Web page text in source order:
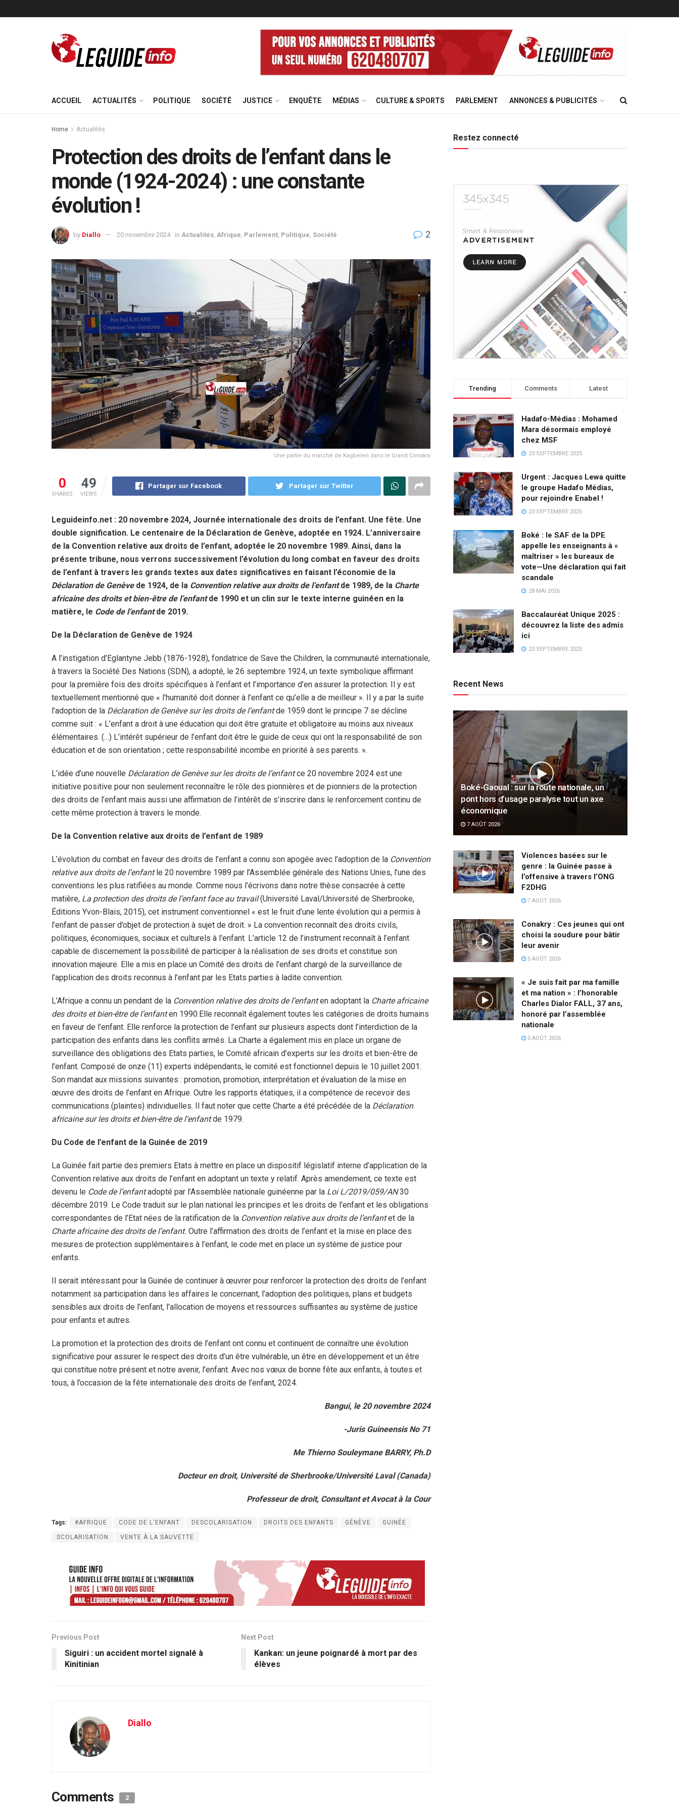
ACCUEIL ACTUALITÉS POLITIQUE SOCIÉTÉ JUSTICE ENQUÊTE MÉDIAS CULTURE & SPORTS PARLEMENT ANNONCES & PUBLICITÉS
Home Actualités
Protection des droits de l’enfant dans le
monde (1924-2024) : une constante
évolution !
by Diallo 20 novembre 2024 in Actualités Afrique Parlement Politique Société 2
Une partie du marché de Kagbelen dans le Grand Conakry
0
SHARES
49
VIEWS
Partager sur Facebook Partager sur Twitter
Leguideinfo.net : 20 novembre 2024, Journée internationale des droits de l’enfant. Une fête. Une
double signification. Le centenaire de la Déclaration de Genève, adoptée en 1924. L’anniversaire
de la Convention relative aux droits de l’enfant, adoptée le 20 novembre 1989. Ainsi, dans la
présente tribune, nous verrons successivement l’évolution du long combat en faveur des droits
de l’enfant à travers les grands textes aux dates significatives en faisant l’économie de la
Déclaration de Genèvede 1924, de la Convention relative aux droits de l’enfantde 1989, de la Charte
africaine des droits et bien-être de l’enfantde 1990 et un clin sur le texte interne guinéen en la
matière, le Code de l’enfantde 2019.
De la Déclaration de Genève de 1924
A l’instigation d’Eglantyne Jebb (1876-1928), fondatrice de Save the Children, la communauté internationale,
à travers la Société Des Nations (SDN), a adopté, le 26 septembre 1924, un texte symbolique affirmant
pour la première fois des droits spécifiques à l’enfant et l’importance d’en assurer la protection. Il y est
textuellement mentionné que « l’humanité doit donner à l’enfant ce qu’elle a de meilleur ». Il y a par la suite
l’adoption de la Déclaration de Genève sur les droits de l’enfant de 1959 dont le principe 7 se décline
comme suit : « L’enfant a droit à une éducation qui doit être gratuite et obligatoire au moins aux niveaux
élémentaires. (…) L’intérêt supérieur de l’enfant doit être le guide de ceux qui ont la responsabilité de son
éducation et de son orientation ; cette responsabilité incombe en priorité à ses parents. ».
L’idée d’une nouvelle Déclaration de Genève sur les droits de l’enfantce 20 novembre 2024 est une
initiative positive pour non seulement reconnaître le rôle des pionnières et de pionniers de la protection
des droits de l’enfant mais aussi une affirmation de l’intérêt de s’inscrire dans le renforcement continu de
cette même protection à travers le monde.
De la Convention relative aux droits de l’enfant de 1989
L’évolution du combat en faveur des droits de l’enfant a connu son apogée avec l’adoption de la Convention
relative aux droits de l’enfantle 20 novembre 1989 par l’Assemblée générale des Nations Unies, l’une des
conventions les plus ratifiées au monde. Comme nous l’écrivons dans notre thèse consacrée à cette
matière, La protection des droits de l’enfant face au travail(Université Laval/Université de Sherbrooke,
Éditions Yvon-Blais, 2015), cet instrument conventionnel « est le fruit d’une lente évolution qui a permis à
l’enfant de passer d’objet de protection à sujet de droit. » La convention reconnaît des droits civils,
politiques, économiques, sociaux et culturels à l’enfant. L’article 12 de l’instrument reconnaît à l’enfant
capable de discernement la possibilité de participer à la réalisation de ses droits et constitue son
innovation majeure. Elle a mis en place un Comité des droits de l’enfant chargé de la surveillance de
l’application des droits reconnus à l’enfant par les Etats parties à ladite convention.
L’Afrique a connu un pendant de la Convention relative des droits de l’enfanten adoptant la Charte africaine
des droits et bien-être de l’enfanten 1990.Elle reconnaît également toutes les catégories de droits humains
en faveur de l’enfant. Elle renforce la protection de l’enfant sur plusieurs aspects dont l’interdiction de la
participation des enfants dans les conflits armés. La Charte a également mis en place un organe de
surveillance des obligations des Etats parties, le Comité africain d’experts sur les droits et bien-être de
l’enfant. Composé de onze (11) experts indépendants, le comité est fonctionnel depuis le 10 juillet 2001.
Son mandat aux missions suivantes : promotion, promotion, interprétation et évaluation de la mise en
œuvre des droits de l’enfant en Afrique. Outre les rapports étatiques, il a compétence de recevoir des
communications (plaintes) individuelles. Il faut noter que cette Charte a été précédée de la Déclaration
africaine sur les droits et bien-être de l’enfantde 1979.
Du Code de l’enfant de la Guinée de 2019
La Guinée fait partie des premiers Etats à mettre en place un dispositif législatif interne d’application de la
Convention relative aux droits de l’enfant en adoptant un texte y relatif. Après amendement, ce texte est
devenu le Code de l’enfantadopté par l’Assemblée nationale guinéenne par la Loi L/2019/059/AN30
décembre 2019. Le Code traduit sur le plan national les principes et les droits de l’enfant et les obligations
correspondantes de l’Etat nées de la ratification de la Convention relative aux droits de l’enfantet de la
Charte africaine des droits de l’enfant. Outre l’affirmation des droits de l’enfant et la mise en place des
mesures de protection supplémentaires à l’enfant, le code met en place un système de justice pour
enfants.
Il serait intéressant pour la Guinée de continuer à œuvrer pour renforcer la protection des droits de l’enfant
notamment sa participation dans les affaires le concernant, l’adoption des politiques, plans et budgets
sensibles aux droits de l’enfant, l’allocation de moyens et ressources suffisantes au système de justice
pour enfants et autres.
La promotion et la protection des droits de l’enfant ont connu et continuent de connaître une évolution
significative pour assurer le respect des droits d’un être vulnérable, un être en développement et un être
qui constitue notre présent et notre avenir, l’enfant. Avec nos vœux de bonne fête aux enfants, à toutes et
tous, à l’occasion de la fête internationale des droits de l’enfant, 2024.
Bangui, le 20 novembre 2024
-Juris Guineensis No 71
Me Thierno Souleymane BARRY, Ph.D
Docteur en droit, Université de Sherbrooke/Université Laval (Canada)
Professeur de droit, Consultant et Avocat à la Cour
Tags: #AFRIQUE CODE DE L'ENFANT DESCOLARISATION DROITS DES ENFANTS GÉNÈVE GUINÉE
SCOLARISATION VENTE À LA SAUVETTE
Previous Post
Siguiri : un accident mortel signalé à
Kinitinian
Next Post
Kankan: un jeune poignardé à mort par des
élèves
Diallo
Comments 2
Restez connecté
Trending Comments Latest
Hadafo-Médias : Mohamed
Mara désormais employé
chez MSF
23 SEPTEMBRE 2025
Urgent : Jacques Lewa quitte
le groupe Hadafo Médias,
pour rejoindre Enabel !
23 SEPTEMBRE 2025
Boké : le SAF de la DPE
appelle les enseignants à «
maîtriser » les bureaux de
vote—Une déclaration qui fait
scandale
28 MAI 2026
Baccalauréat Unique 2025 :
découvrez la liste des admis
ici
23 SEPTEMBRE 2025
Recent News
Boké-Gaoual : sur la route nationale, un
pont hors d’usage paralyse tout un axe
économique
7 AOÛT 2026
Violences basées sur le
genre : la Guinée passe à
l’offensive à travers l’ONG
F2DHG
7 AOÛT 2026
Conakry : Ces jeunes qui ont
choisi la soudure pour bâtir
leur avenir
5 AOÛT 2026
« Je suis fait par ma famille
et ma nation » : l’honorable
Charles Dialor FALL, 37 ans,
honoré par l’assemblée
nationale
5 AOÛT 2026